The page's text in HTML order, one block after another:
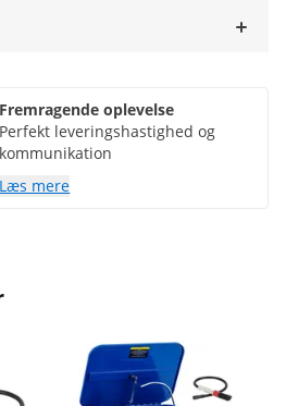
Fremragende oplevelse
Perfekt leveringshastighed og
kommunikation
Læs mere